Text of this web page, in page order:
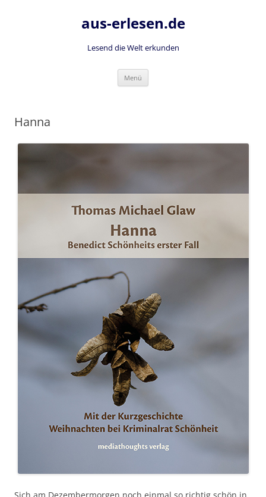
aus-erlesen.de
Lesend die Welt erkunden
Menü
Hanna